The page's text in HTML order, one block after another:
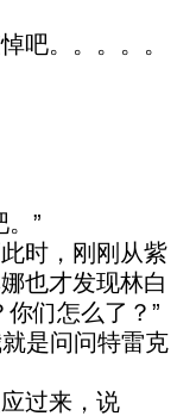
吧。。。。。
”
时，刚刚从紫
也才发现林白
们怎么了？”
是问问特雷克
过来，说